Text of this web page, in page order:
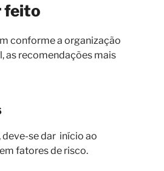
feito
conforme a organização
as recomendações mais
deve-se dar início ao
fatores de risco.